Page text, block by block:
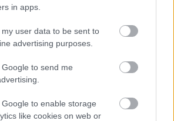
in apps.
user data to be sent to
advertising purposes.
to send me
to enable storage
like cookies on web or
η λέξη «ευκτός»